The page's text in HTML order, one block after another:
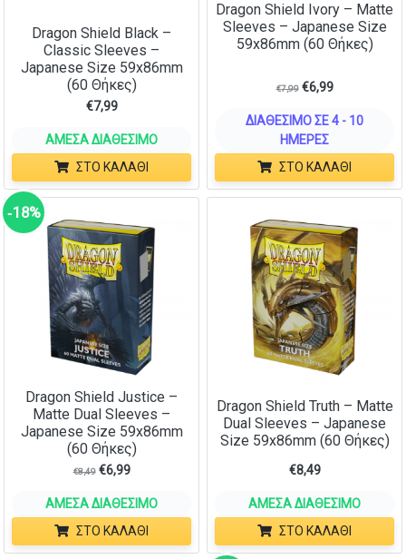
Dragon Shield Black –
Classic Sleeves –
Japanese Size 59x86mm
(60 Θήκες)
€7,99
ΆΜΕΣΑ ΔΙΑΘΈΣΙΜΟ
ΣΤΟ ΚΑΛΆΘΙ
Dragon Shield Ivory – Matte
Sleeves – Japanese Size
59x86mm (60 Θήκες)
€7,99 €6,99
ΔΙΑΘΈΣΙΜΟ ΣΕ 4 - 10
ΗΜΈΡΕΣ
ΣΤΟ ΚΑΛΆΘΙ
‑18%
Dragon Shield Justice –
Matte Dual Sleeves –
Japanese Size 59x86mm
(60 Θήκες)
€8,49 €6,99
ΆΜΕΣΑ ΔΙΑΘΈΣΙΜΟ
ΣΤΟ ΚΑΛΆΘΙ
Dragon Shield Truth – Matte
Dual Sleeves – Japanese
Size 59x86mm (60 Θήκες)
€8,49
ΆΜΕΣΑ ΔΙΑΘΈΣΙΜΟ
ΣΤΟ ΚΑΛΆΘΙ